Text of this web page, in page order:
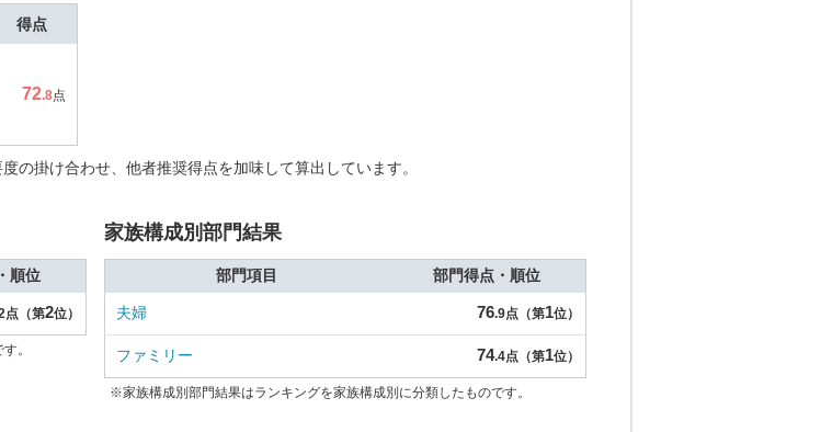
得点
72.8点
掛け合わせ、他者推奨得点を加味して算出しています。
順位
点（第2位）
。
家族構成別部門結果
部門項目 部門得点・順位
夫婦 76.9点（第1位）
ファミリー 74.4点（第1位）
※家族構成別部門結果はランキングを家族構成別に分類したものです。